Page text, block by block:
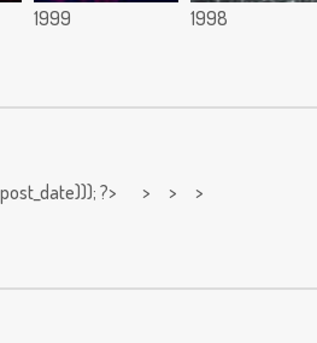
1999 1998
post_date))); ?> > > >